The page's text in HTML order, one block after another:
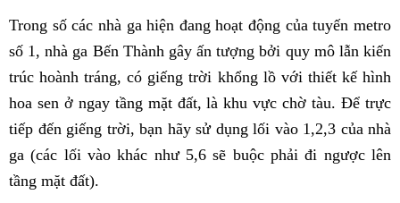
Trong số các nhà ga hiện đang hoạt động của tuyến metro
số 1, nhà ga Bến Thành gây ấn tượng bởi quy mô lẫn kiến
trúc hoành tráng, có giếng trời khổng lồ với thiết kế hình
hoa sen ở ngay tầng mặt đất, là khu vực chờ tàu. Để trực
tiếp đến giếng trời, bạn hãy sử dụng lối vào 1,2,3 của nhà
ga (các lối vào khác như 5,6 sẽ buộc phải đi ngược lên
tầng mặt đất).